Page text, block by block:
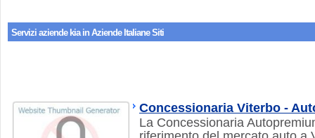
Servizi aziende kiain Aziende Italiane Siti
Concessionaria Viterbo -
La Concessionaria